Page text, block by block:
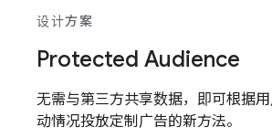
设计方案
Protected Audience
无需与第三方共享数据，即可根据
动情况投放定制广告的新方法。